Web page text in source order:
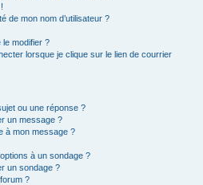
de mon nom d’utilisateur ?
le modifier ?
lorsque je clique sur le lien de courrier
ou une réponse ?
un message ?
à mon message ?
à un sondage ?
un sondage ?
?